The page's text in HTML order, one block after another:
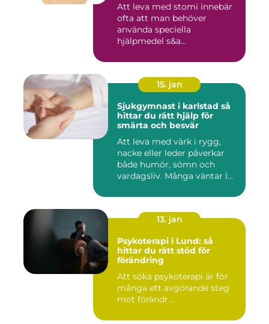
Att leva med stomi innebär
ofta att man behöver
använda speciella
hjälpmedel s&a...
15. jan
Sjukgymnast i karlstad så
hittar du rätt hjälp för
smärta och besvär
Att leva med värk i rygg,
nacke eller leder påverkar
både humör, sömn och
vardagsliv. Många väntar l...
13. jan
Psykoterapi i Lund: så
hittar du rätt stöd för
förändring
Att söka psykoterapi är för
många ett avgörande steg
mot förändr...